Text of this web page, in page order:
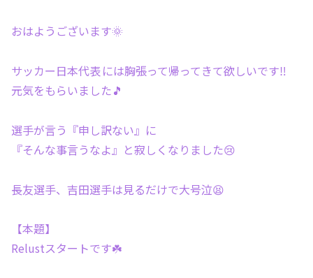
おはようございます🌞
サッカー日本代表 には胸張って帰ってきて欲しいです‼️
元気をもらいました🎵
選手が言う『申し訳ない』に
『そんな事言うなよ』と寂しくなりました😢
長友選手、吉田選手は見るだけで大号泣😫
【本題】
Relustスタートです☘️